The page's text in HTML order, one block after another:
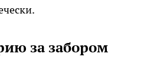
за забором